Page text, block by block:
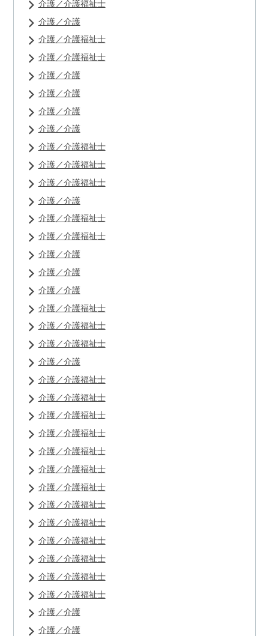
介護／介護福祉士
介護／介護
介護／介護福祉士
介護／介護福祉士
介護／介護
介護／介護
介護／介護
介護／介護
介護／介護福祉士
介護／介護福祉士
介護／介護福祉士
介護／介護
介護／介護福祉士
介護／介護福祉士
介護／介護
介護／介護
介護／介護
介護／介護福祉士
介護／介護福祉士
介護／介護福祉士
介護／介護
介護／介護福祉士
介護／介護福祉士
介護／介護福祉士
介護／介護福祉士
介護／介護福祉士
介護／介護福祉士
介護／介護福祉士
介護／介護福祉士
介護／介護福祉士
介護／介護福祉士
介護／介護福祉士
介護／介護福祉士
介護／介護福祉士
介護／介護
介護／介護